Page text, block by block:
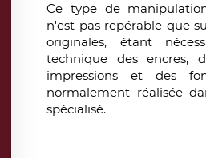
Ce type de
n'est pas repérable que
originales, étant
technique des encres,
impressions et des
normalement réalisée
spécialisé.